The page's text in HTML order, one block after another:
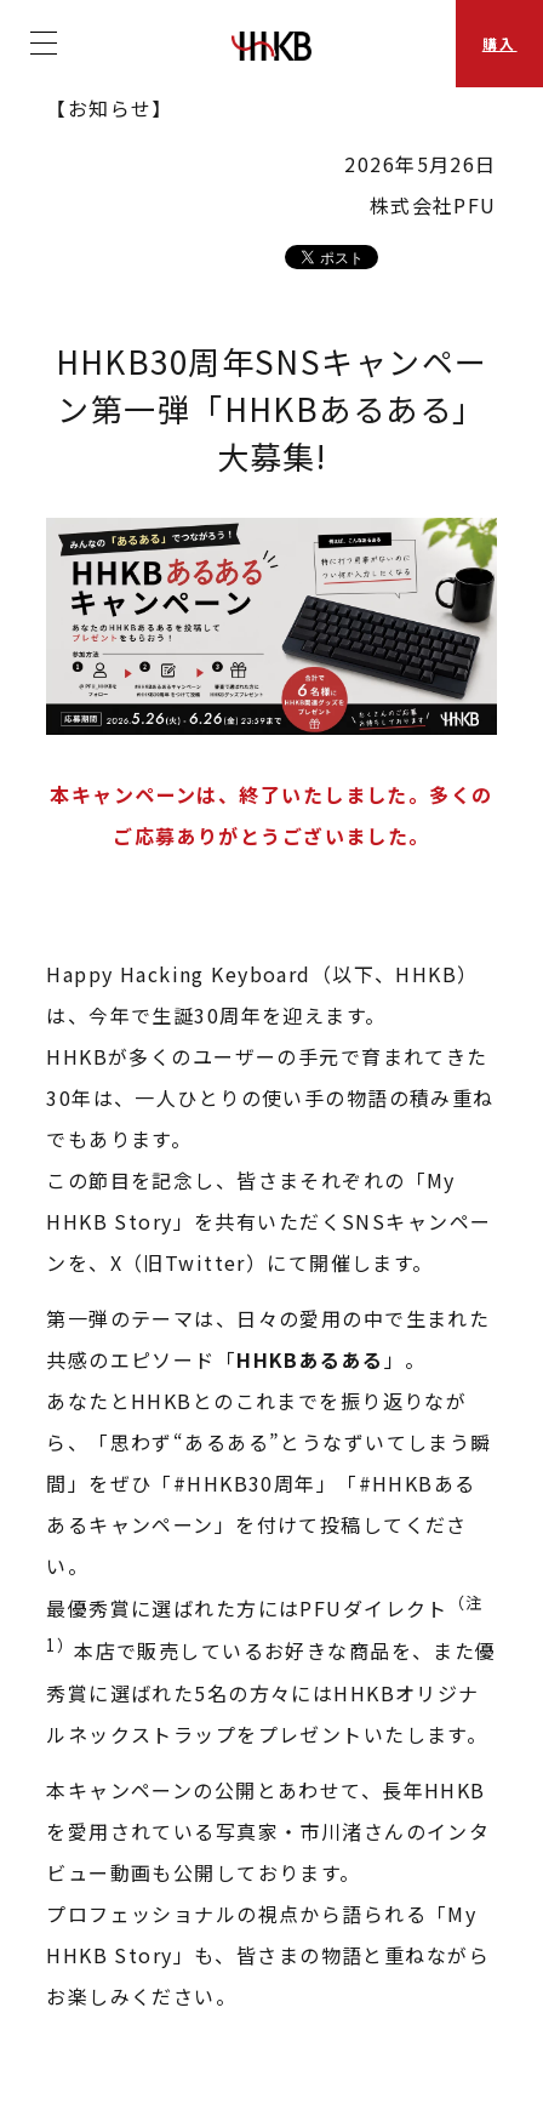
購入
【お知らせ】
2026年5月26日
株式会社PFU
HHKB30周年SNSキャンペー
ン第一弾「HHKBあるある」
大募集!
本キャンペーンは、終了いたしました。多くの
ご応募ありがとうございました。
Happy Hacking Keyboard（以下、HHKB）
は、今年で生誕30周年を迎えます。
HHKBが多くのユーザーの手元で育まれてきた
30年は、一人ひとりの使い手の物語の積み重ね
でもあります。
この節目を記念し、皆さまそれぞれの「My
HHKB Story」を共有いただくSNSキャンペー
ンを、X（旧Twitter）にて開催します。
第一弾のテーマは、日々の愛用の中で生まれた
共感のエピソード「HHKBあるある 」。
あなたとHHKBとのこれまでを振り返りなが
ら、「思わず“あるある”とうなずいてしまう瞬
間」をぜひ「#HHKB30周年」「#HHKBある
あるキャンペーン」を付けて投稿してくださ
い。
最優秀賞に選ばれた方にはPFUダイレクト
（注
1）本店で販売しているお好きな商品を、また優
秀賞に選ばれた5名の方々にはHHKBオリジナ
ルネックストラップをプレゼントいたします。
本キャンペーンの公開とあわせて、長年HHKB
を愛用されている写真家・市川渚さんのインタ
ビュー動画も公開しております。
プロフェッショナルの視点から語られる「My
HHKB Story」も、皆さまの物語と重ねながら
お楽しみください。